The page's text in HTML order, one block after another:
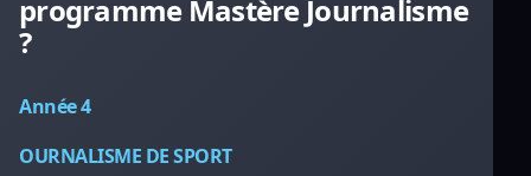
programme Mastère Journalisme
?
Année 4
OURNALISME DE SPORT